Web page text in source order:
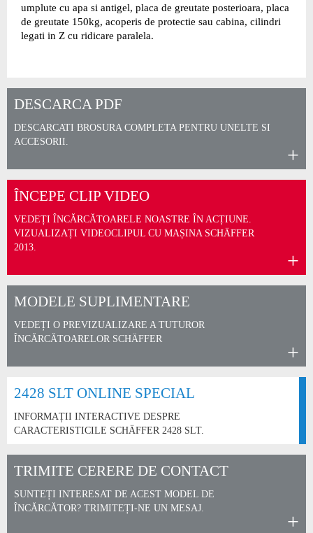
umplute cu apa si antigel, placa de greutate posterioara, placa
de greutate 150kg, acoperis de protectie sau cabina, cilindri
legati in Z cu ridicare paralela.
DESCARCA PDF
DESCARCATI BROSURA COMPLETA PENTRU UNELTE SI
ACCESORII.
ÎNCEPE CLIP VIDEO
VEDEȚI ÎNCĂRCĂTOARELE NOASTRE ÎN ACȚIUNE.
VIZUALIZAȚI VIDEOCLIPUL CU MAȘINA SCHÄFFER
2013.
MODELE SUPLIMENTARE
VEDEȚI O PREVIZUALIZARE A TUTUROR
ÎNCĂRCĂTOARELOR SCHÄFFER
2428 SLT ONLINE SPECIAL
INFORMAȚII INTERACTIVE DESPRE
CARACTERISTICILE SCHÄFFER 2428 SLT.
TRIMITE CERERE DE CONTACT
SUNTEȚI INTERESAT DE ACEST MODEL DE
ÎNCĂRCĂTOR? TRIMITEȚI-NE UN MESAJ.